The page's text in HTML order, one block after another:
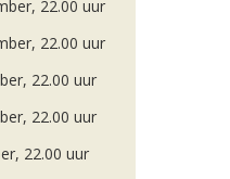
22.00 uur
22.00 uur
22.00 uur
22.00 uur
22.00 uur